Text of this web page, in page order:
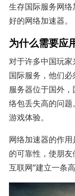
生存国际服务网
好的网络加速器。
为什么需要应
对于许多中国玩
国际服务，他们
服务器位于国外
络包丢失高的问
游戏体验。
网络加速器的作
的可靠性，使朋
互联网“建立一条